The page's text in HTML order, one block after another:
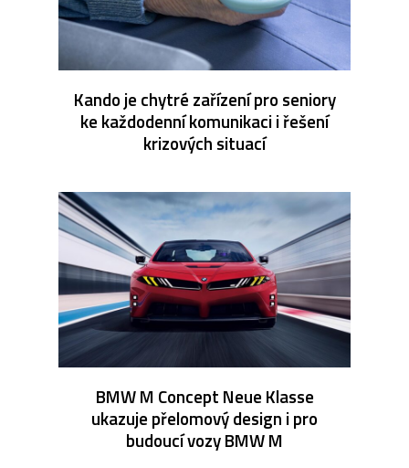
Kando je chytré zařízení pro seniory
ke každodenní komunikaci i řešení
krizových situací
BMW M Concept Neue Klasse
ukazuje přelomový design i pro
budoucí vozy BMW M